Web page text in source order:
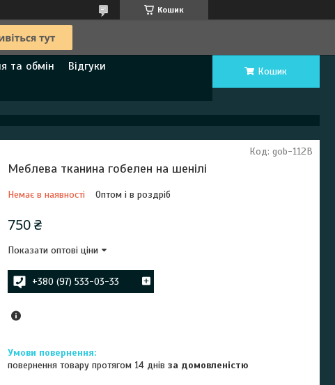
Кошик
та обмін
Відгуки
Кошик
Меблева тканина гобелен на шенілі
Немає в наявності Оптом і в роздріб
Код: gob-112B
750 ₴
Показати оптові ціни
+380 (97) 533-03-33
повернення товару протягом 14 днівза домовленістю